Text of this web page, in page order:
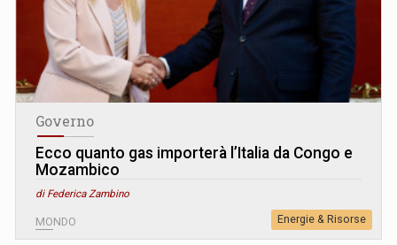
Governo
Ecco quanto gas importerà l’Italia da Congo e
Mozambico
di Federica Zambino
MONDO Energie & Risorse